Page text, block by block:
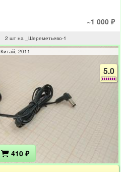
~1 000 ₽
2 шт на _Шереметьево-1
Китай 2011
5.0
410 ₽